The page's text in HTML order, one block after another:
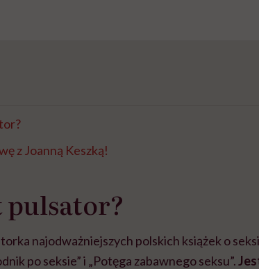
z Joanną Keszką!
pulsator?
najodważniejszych polskich książek o
po seksie” i „Potęga zabawnego seksu”.